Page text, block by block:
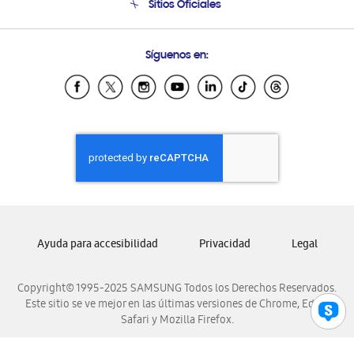
Soporte vía eMail
Sitios Oficiales
Samsung Ecuador
Samsung El Salvador
Samsung Honduras
Samsung Nicaragua
Samsung Panamá
Samsung Venezuela
Síguenos en:
Copyright© 1995-2025 SAMSUNG Todos los Derechos Reservados.
Este sitio se ve mejor en las últimas versiones de Chrome, Edge,
Safari y Mozilla Firefox.
Ayuda para accesibilidad Privacidad Legal